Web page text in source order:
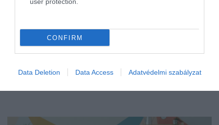
CONFIRM
Data Deletion Data Access Adatvédelmi szabályzat